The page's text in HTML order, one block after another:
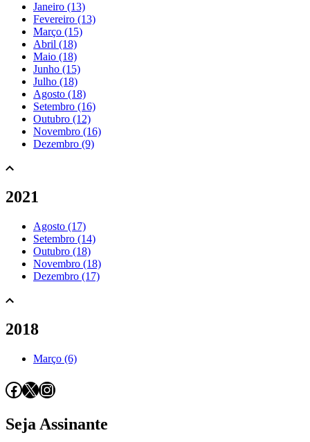
Janeiro (13)
Fevereiro (13)
Março (15)
Abril (18)
Maio (18)
Junho (15)
Julho (18)
Agosto (18)
Setembro (16)
Outubro (12)
Novembro (16)
Dezembro (9)
2021
Agosto (17)
Setembro (14)
Outubro (18)
Novembro (18)
Dezembro (17)
2018
Março (6)
Facebook
X Instagram
Seja Assinante